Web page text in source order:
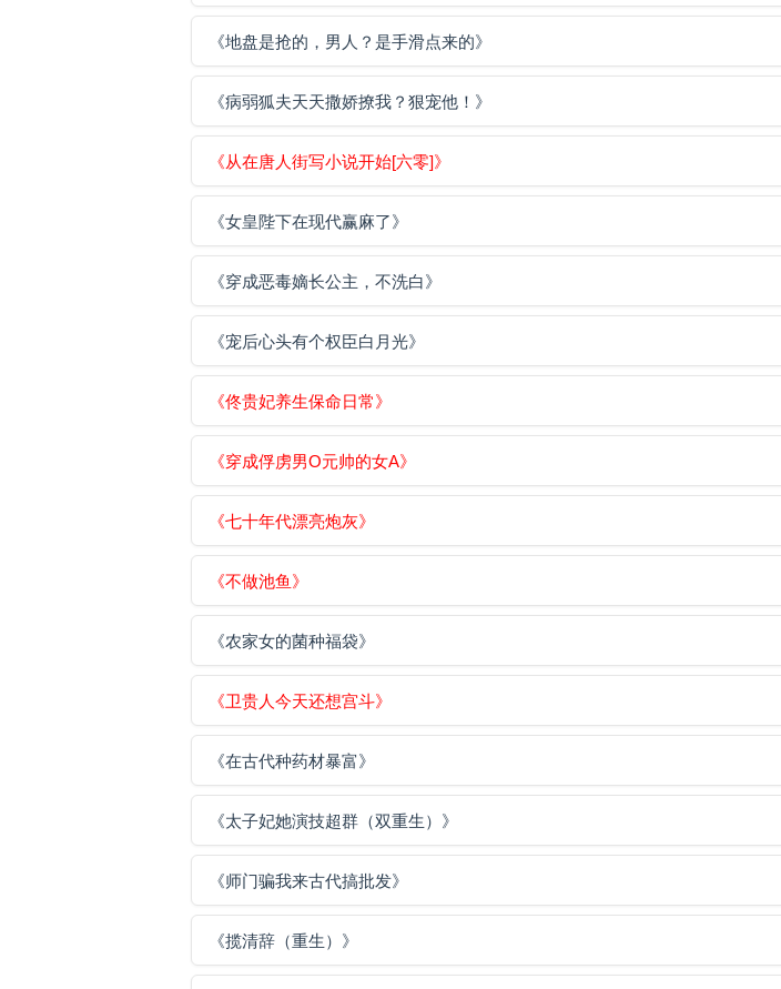
《地盘是抢的，男人？是手滑点来的》
《病弱狐夫天天撒娇撩我？狠宠他！》
《从在唐人街写小说开始[六零]》
《女皇陛下在现代赢麻了》
《穿成恶毒嫡长公主，不洗白》
《宠后心头有个权臣白月光》
《佟贵妃养生保命日常》
《穿成俘虏男O元帅的女A》
《七十年代漂亮炮灰》
《不做池鱼》
《农家女的菌种福袋》
《卫贵人今天还想宫斗》
《在古代种药材暴富》
《太子妃她演技超群（双重生）》
《师门骗我来古代搞批发》
《揽清辞（重生）》